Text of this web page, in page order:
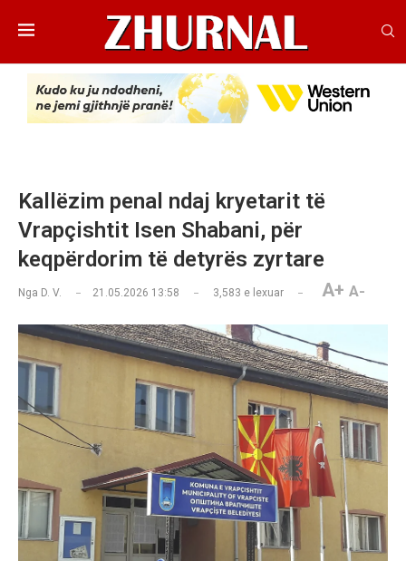
Kallëzim penal ndaj kryetarit të
Vrapçishtit Isen Shabani, për
keqpërdorim të detyrës zyrtare
Nga D. V. 21.05.2026 13:58 3,583 e lexuar A+ A-